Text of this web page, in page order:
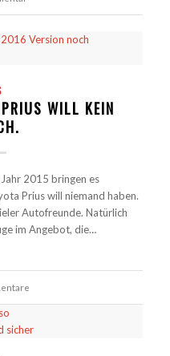
WILL KEIN
2015 bringen es
Prius will niemand haben.
Autofreunde. Natürlich
im Angebot, die…